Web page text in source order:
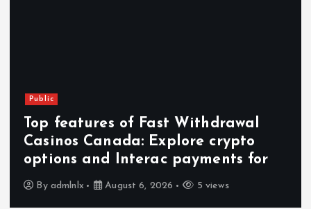
for
A deep dive into the best
casinos: features to look
mobile
By admlnlx August 6, 2026